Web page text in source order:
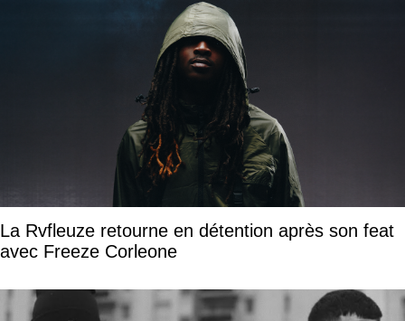
La Rvfleuze retourne en détention après son feat
avec Freeze Corleone